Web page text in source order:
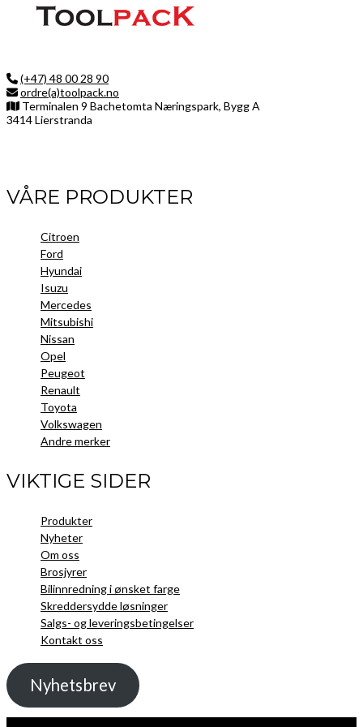
(+47) 48 00 28 90
ordre(a)toolpack.no
Terminalen 9 Bachetomta Næringspark, Bygg A
3414 Lierstranda
VÅRE PRODUKTER
Citroen
Ford
Hyundai
Isuzu
Mercedes
Mitsubishi
Nissan
Opel
Peugeot
Renault
Toyota
Volkswagen
Andre merker
VIKTIGE SIDER
Produkter
Nyheter
Om oss
Brosjyrer
Bilinnredning i ønsket farge
Skreddersydde løsninger
Salgs- og leveringsbetingelser
Kontakt oss
Nyhetsbrev